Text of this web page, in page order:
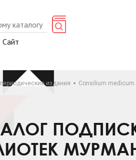
Сайт
издания Consilium